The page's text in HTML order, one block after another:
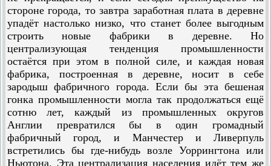
стороне города, то завтра заработная плата в деревне
упадёт настолько низко, что станет более выгодным
строить новые фабрики в деревне. Но
централизующая тенденция промышленности
остаётся при этом в полной силе, и каждая новая
фабрика, построенная в деревне, носит в себе
зародыш фабричного города. Если бы эта бешеная
гонка промышленности могла так продолжаться ещё
сотню лет, каждый из промышленных округов
Англии превратился бы в один громадный
фабричный город, и Манчестер и Ливерпуль
встретились бы где-нибудь возле Уоррингтона или
Ньютона. Эта централизация населения идёт тем же